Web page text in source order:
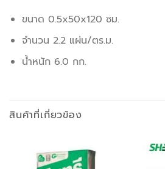
ขนาด 0.5x50x120 ซม.
จำนวน 2.2 แผ่น/ตร.ม.
น้ำหนัก 6.0 กก.
สินค้าที่เกี่ยวข้อง